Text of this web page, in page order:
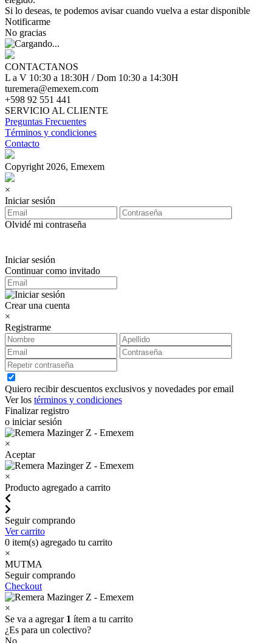
Si lo deseas, te podemos avisar cuando vuelva a estar disponible
Notificarme
No gracias
CONTACTANOS
L a V 10:30 a 18:30H / Dom 10:30 a 14:30H
turemera@emexem.com
+598 92 551 441
SERVICIO AL CLIENTE
Preguntas Frecuentes
Términos y condiciones
Contacto
Copyright 2026, Emexem
×
Iniciar sesión
Olvidé mi contraseña
Iniciar sesión
Continuar como invitado
Crear una cuenta
×
Registrarme
Quiero recibir descuentos exclusivos y novedades por email
Ver los términos y condiciones
Finalizar registro
o iniciar sesión
×
Aceptar
×
Producto agregado a carrito
Seguir comprando
Ver carrito
0 item(s) agregado tu carrito
×
MUTMA
Seguir comprando
Checkout
×
Se va a agregar 1 ítem a tu carrito
¿Es para un colectivo?
No